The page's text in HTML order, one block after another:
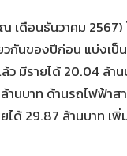
เดือนธันวาคม
วกันของปีก่อน แบ่งเ
ว มีรายได้ 20.04 ล้
นบาท ด้านรถไฟฟ้าส
ได้ 29.87 ล้านบาท เ